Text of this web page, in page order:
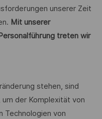
unserer Zeit
Mit unserer
treten wir
stehen, sind
der Komplexität von
Technologien von